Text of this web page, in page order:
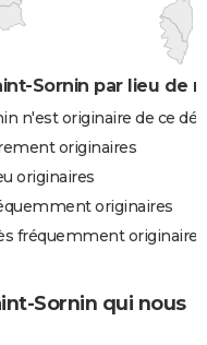
Sornin par lieu de
n'est originaire de ce
originaires
originaires
originaires
fréquemment originaires
Sornin qui nous